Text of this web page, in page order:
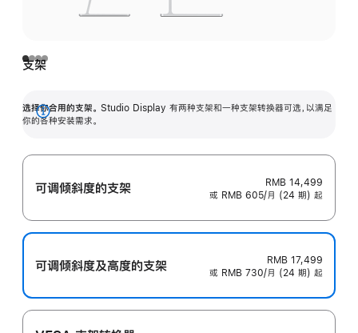
支架
选择你合用的支架。 Studio Display 有两种支架和一种支架转换器可选，以满足
你的各种安装需求。
展
可调倾斜度的支架
RMB 14,499
或 RMB 605/月 (24 期) 起
可调倾斜度及高‍度的支‍架
RMB 17,499
或 RMB 730/月 (24 期) 起